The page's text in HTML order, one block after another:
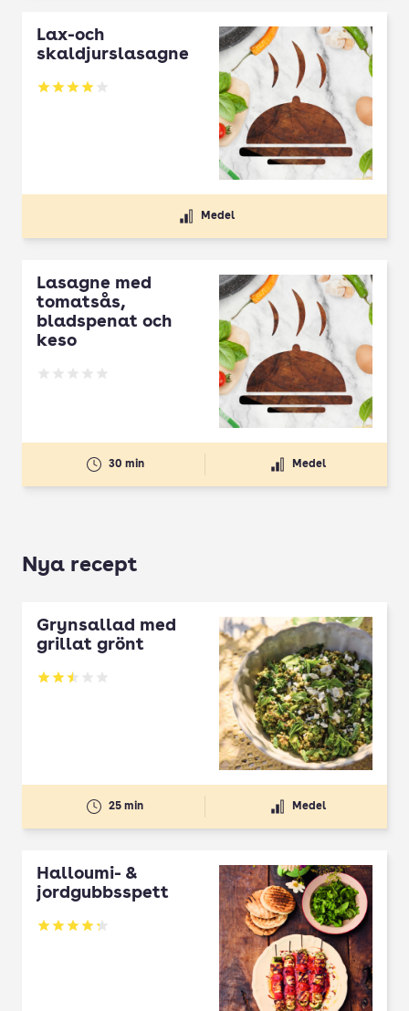
Lax-och
skaldjurslasagne
Betyg: 4 av 5
Medel
Lasagne med
tomatsås,
bladspenat och
keso
30 min Medel
Nya recept
Grynsallad med
grillat grönt
Betyg: 2.5 av 5
25 min Medel
Halloumi- &
jordgubbsspett
Betyg: 4.3 av 5